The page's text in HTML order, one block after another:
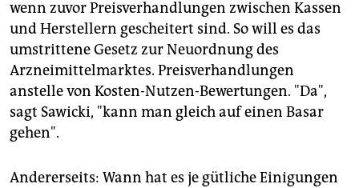
wenn zuvor Preisverhandlungen zwischen Kassen
und Herstellern gescheitert sind. So will es das
umstrittene Gesetz zur Neuordnung des
Arzneimittelmarktes. Preisverhandlungen
anstelle von Kosten-Nutzen-Bewertungen. "Da",
sagt Sawicki, "kann man gleich auf einen Basar
gehen".
Andererseits: Wann hat es je gütliche Einigungen